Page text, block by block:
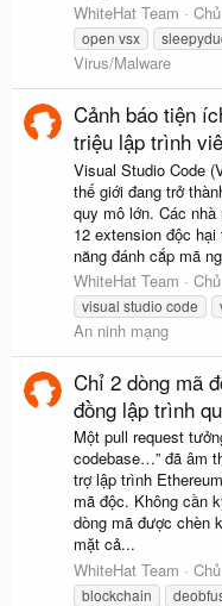
WhiteHat Team
open vsx
Virus/Malware
Cảnh báo tiện
triệu lập trình
Visual Studio Code
thế giới đang trở
quy mô lớn. Các
12 extension độc
năng đánh cắp mã
WhiteHat Team
visual studio code
An ninh mạng
Chỉ 2 dòng mã
đồng lập trình
Một pull request
codebase…” đã âm
trợ lập trình
mã độc. Không cần
dòng mã được chèn
mặt cả...
WhiteHat Team
blockchain